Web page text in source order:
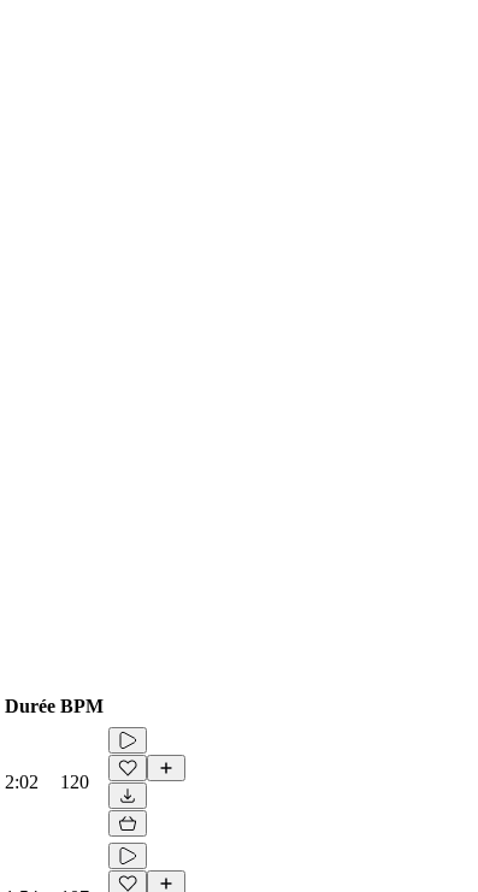
Durée BPM
2:02 120